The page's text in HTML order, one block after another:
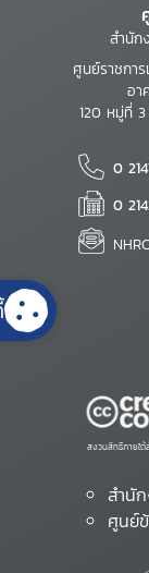
สำนัก
ศูนย์ราชกา
อา
120 หมู่ที่
0
0
สงวนสิทธิ์ภายใ
สำนั
ศูนย์